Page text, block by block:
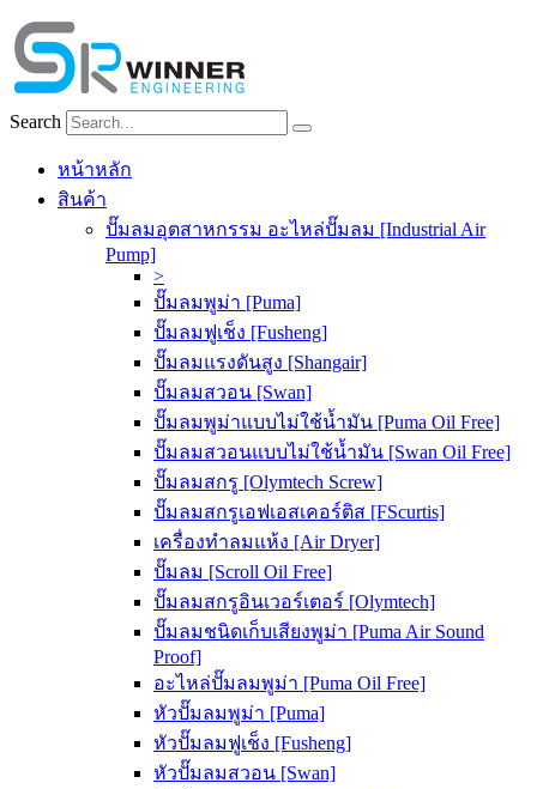
Skip
to
content
Search
หน้าหลัก
สินค้า
ปั๊มลมอุตสาหกรรม อะไหล่ปั๊มลม [Industrial Air
Pump]
>
ปั๊มลมพูม่า [Puma]
ปั๊มลมฟูเช็ง [Fusheng]
ปั๊มลมแรงดันสูง [Shangair]
ปั๊มลมสวอน [Swan]
ปั๊มลมพูม่าแบบไม่ใช้น้ำมัน [Puma Oil Free]
ปั๊มลมสวอนแบบไม่ใช้น้ำมัน [Swan Oil Free]
ปั๊มลมสกรู [Olymtech Screw]
ปั๊มลมสกรูเอฟเอสเคอร์ติส [FScurtis]
เครื่องทำลมแห้ง [Air Dryer]
ปั๊มลม [Scroll Oil Free]
ปั๊มลมสกรูอินเวอร์เตอร์ [Olymtech]
ปั๊มลมชนิดเก็บเสียงพูม่า [Puma Air Sound
Proof]
อะไหล่ปั๊มลมพูม่า [Puma Oil Free]
หัวปั๊มลมพูม่า [Puma]
หัวปั๊มลมฟูเช็ง [Fusheng]
หัวปั๊มลมสวอน [Swan]